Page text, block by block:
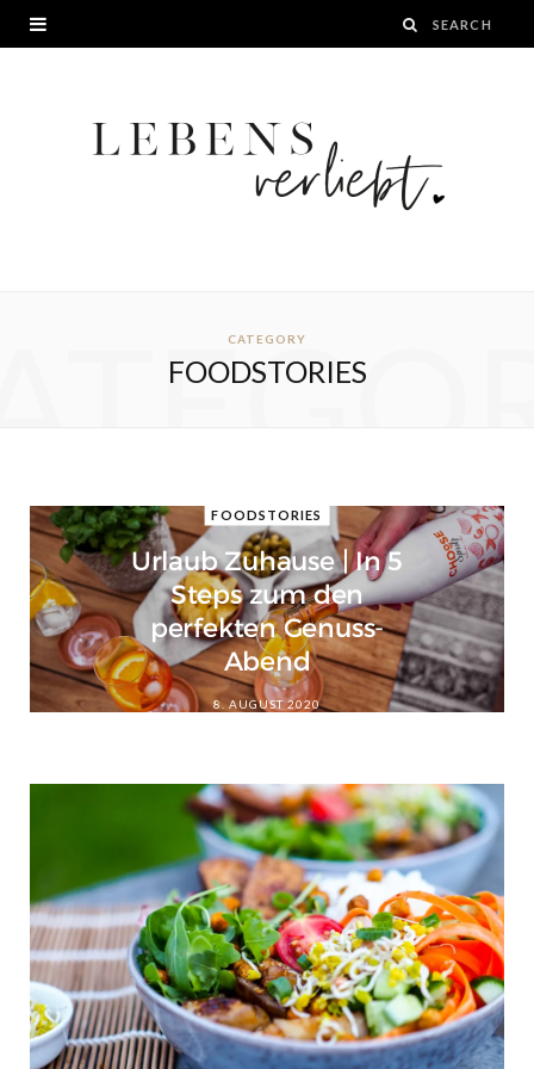
CATEGORY
FOODSTORIES
FOODSTORIES
Urlaub Zuhause | In 5
Steps zum den
perfekten Genuss-
Abend
8. AUGUST 2020